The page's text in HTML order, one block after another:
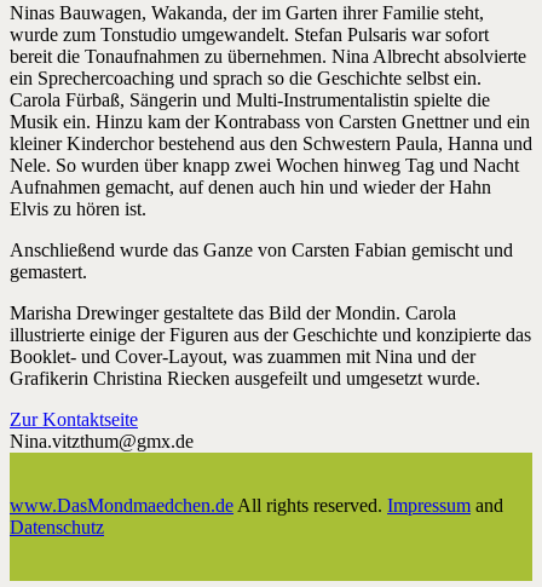
Ninas Bauwagen, Wakanda, der im Garten ihrer Familie steht,
wurde zum Tonstudio umgewandelt. Stefan Pulsaris war sofort
bereit die Tonaufnahmen zu übernehmen. Nina Albrecht absolvierte
ein Sprechercoaching und sprach so die Geschichte selbst ein.
Carola Fürbaß, Sängerin und Multi-Instrumentalistin spielte die
Musik ein. Hinzu kam der Kontrabass von Carsten Gnettner und ein
kleiner Kinderchor bestehend aus den Schwestern Paula, Hanna und
Nele. So wurden über knapp zwei Wochen hinweg Tag und Nacht
Aufnahmen gemacht, auf denen auch hin und wieder der Hahn
Elvis zu hören ist.
Anschließend wurde das Ganze von Carsten Fabian gemischt und
gemastert.
Marisha Drewinger gestaltete das Bild der Mondin. Carola
illustrierte einige der Figuren aus der Geschichte und konzipierte das
Booklet- und Cover-Layout, was zuammen mit Nina und der
Grafikerin Christina Riecken ausgefeilt und umgesetzt wurde.
Zur Kontaktseite
Nina.vitzthum@gmx.de
www.DasMondmaedchen.de All rights reserved. Impressum and
Datenschutz